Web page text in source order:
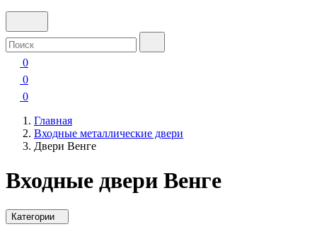
0
0
0
Главная
Входные металлические двери
Двери Венге
Входные двери Венге
Категории